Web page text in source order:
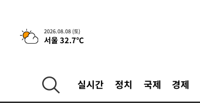
2026.08.08 (토)
서울 32.7℃
실시간 정치 국제 경제
-26387초 전 >낮 최고 35도 '무더위'…동해안 시간
-25657초 전 >
-24408초 전 >
온열질환 사망자 3명 늘어…누적 환
-18353초 전 >